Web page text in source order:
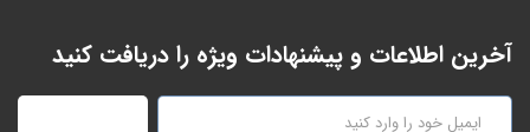
آخرین اطلاعات و پیشنهادات ویژه را دریافت کنید